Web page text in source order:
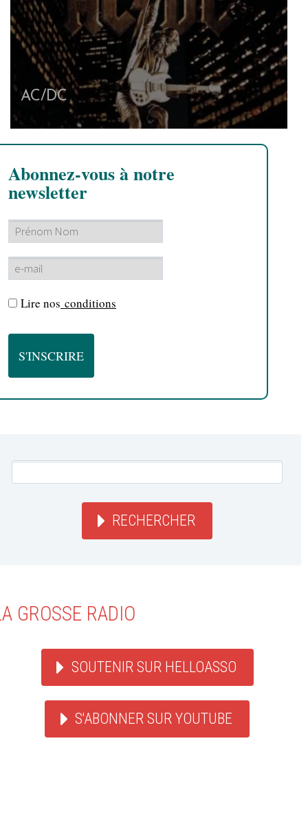
AC/DC
Abonnez-vous à notre
newsletter
Lire nos conditions
RECHERCHER
GROSSE RADIO
SOUTENIR SUR HELLOASSO
S'ABONNER SUR YOUTUBE